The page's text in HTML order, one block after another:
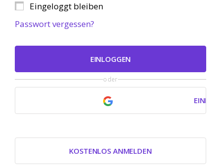
Eingeloggt bleiben
Passwort vergessen?
EINLOGGEN
oder
KOSTENLOS ANMELDEN